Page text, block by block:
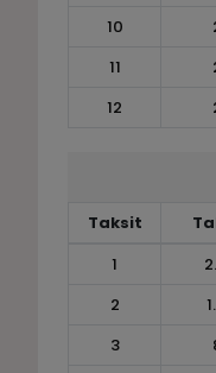
10
11
12
Taksit
1
2
3